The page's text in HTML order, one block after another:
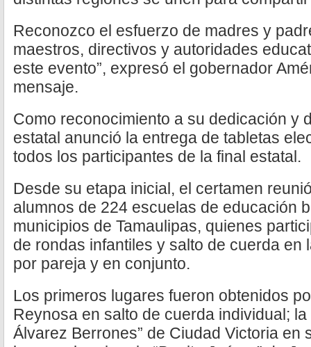
Reconozco el esfuerzo de madres y
maestros, directivos y autoridades
este evento”, expresó el gobernador
mensaje.
Como reconocimiento a su dedicación y
estatal anunció la entrega de tabletas
todos los participantes de la final estatal.
Desde su etapa inicial, el certamen
alumnos de 224 escuelas de educación
municipios de Tamaulipas, quienes
de rondas infantiles y salto de cuerda en
por pareja y en conjunto.
Los primeros lugares fueron obtenidos
Reynosa en salto de cuerda individual;
Álvarez Berrones” de Ciudad Victoria en